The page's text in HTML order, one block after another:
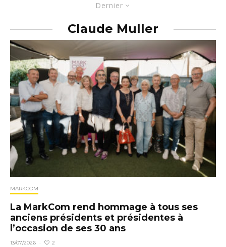
Dernier
Claude Muller
MARKCOM
La MarkCom rend hommage à tous ses
anciens présidents et présidentes à
l’occasion de ses 30 ans
13/07/2026 · 2